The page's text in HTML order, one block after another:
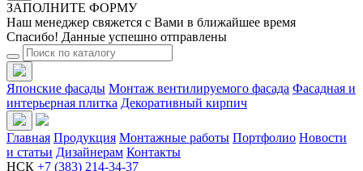
ЗАПОЛНИТЕ ФОРМУ
Наш менеджер свяжется с Вами в ближайшее время
Спасибо! Данные успешно отправлены
Японские фасады Монтаж вентилируемого фасада Фасадная и
интерьерная плитка Декоративный кирпич
Главная Продукция Монтажные работы Портфолио Новости
и статьи Дизайнерам Контакты
НСК +7 (383) 214-34-37